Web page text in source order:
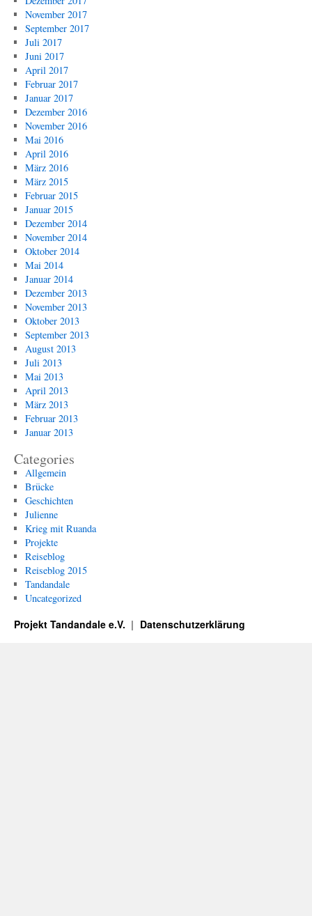
November 2017
September 2017
Juli 2017
Juni 2017
April 2017
Februar 2017
Januar 2017
Dezember 2016
November 2016
Mai 2016
April 2016
März 2016
März 2015
Februar 2015
Januar 2015
Dezember 2014
November 2014
Oktober 2014
Mai 2014
Januar 2014
Dezember 2013
November 2013
Oktober 2013
September 2013
August 2013
Juli 2013
Mai 2013
April 2013
März 2013
Februar 2013
Januar 2013
Categories
Allgemein
Brücke
Geschichten
Julienne
Krieg mit Ruanda
Projekte
Reiseblog
Reiseblog 2015
Tandandale
Uncategorized
Projekt Tandandale e.V. Datenschutzerklärung